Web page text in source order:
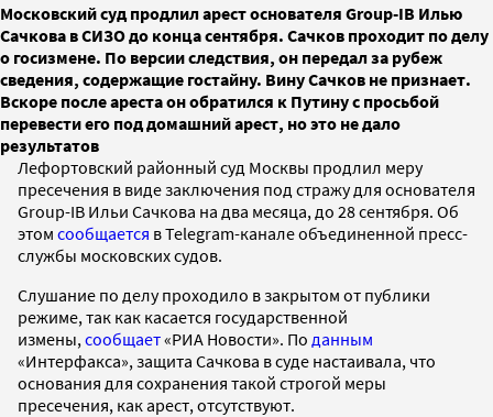
Московский суд продлил арест основателя Group-IB Илью
Сачкова в СИЗО до конца сентября. Сачков проходит по делу
о госизмене. По версии следствия, он передал за рубеж
сведения, содержащие гостайну. Вину Сачков не признает.
Вскоре после ареста он обратился к Путину с просьбой
перевести его под домашний арест, но это не дало
результатов
Лефортовский районный суд Москвы продлил меру
пресечения в виде заключения под стражу для основателя
Group-IB Ильи Сачкова на два месяца, до 28 сентября. Об
этом сообщается в Telegram-канале объединенной пресс-
службы московских судов.
Слушание по делу проходило в закрытом от публики
режиме, так как касается государственной
измены, сообщает«РИА Новости». По данным
«Интерфакса», защита Сачкова в суде настаивала, что
основания для сохранения такой строгой меры
пресечения, как арест, отсутствуют.